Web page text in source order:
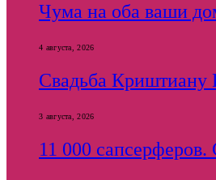
Чума на оба ваши
4 августа, 2026
Свадьба Криштиану
3 августа, 2026
11 000